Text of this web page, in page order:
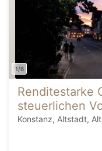
1/6
Renditestarke
steuerlichen
Konstanz, Altstadt,